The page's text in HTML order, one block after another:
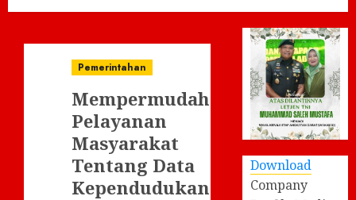
Pemerintahan
Mempermudah
Pelayanan
Masyarakat
Tentang Data
Kependudukan
Download
Company